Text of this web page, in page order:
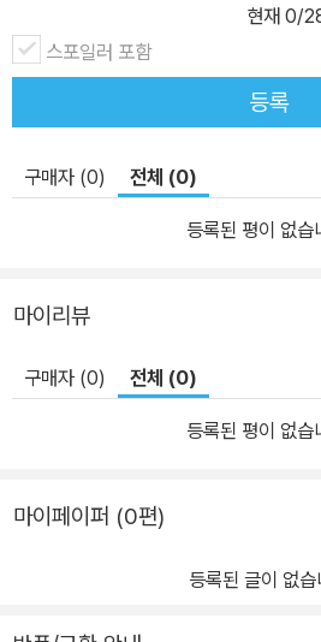
현재 0/
스포일러 포함
등록
구매자 (0) 전체 (0)
등록된 평이 없습
마이리뷰
구매자 (0) 전체 (0)
등록된 평이 없습
마이페이퍼 (0편)
등록된 글이 없습